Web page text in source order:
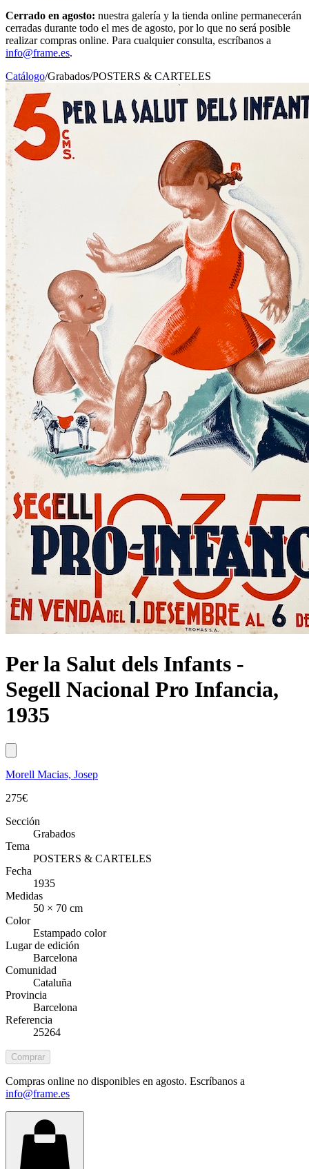
Cerrado en agosto: nuestra galería y la tienda online permanecerán
cerradas durante todo el mes de agosto, por lo que no será posible
realizar compras online. Para cualquier consulta, escríbanos a
info@frame.es.
Catálogo/Grabados/POSTERS & CARTELES
Per la Salut dels Infants -
Segell Nacional Pro Infancia,
1935
Morell Macias, Josep
275€
Sección
Grabados
Tema
POSTERS & CARTELES
Fecha
1935
Medidas
50 × 70 cm
Color
Estampado color
Lugar de edición
Barcelona
Comunidad
Cataluña
Provincia
Barcelona
Referencia
25264
Comprar
Compras online no disponibles en agosto. Escríbanos a
info@frame.es